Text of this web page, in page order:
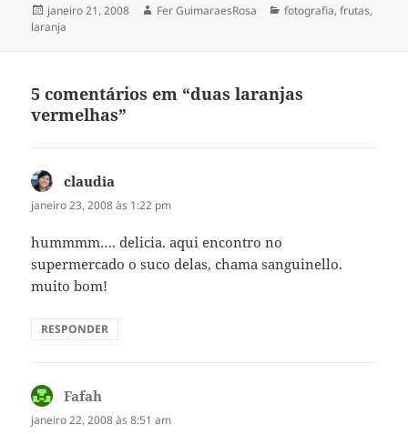
Publicado
em
janeiro 21, 2008 Autor
Fer GuimaraesRosa Categorias
fotografia,frutas,
laranja
5 comentários em “duas laranjas
vermelhas”
claudia
janeiro 23, 2008 às 1:22 pm
hummmm…. delicia. aqui encontro no
supermercado o suco delas, chama sanguinello.
muito bom!
RESPONDER
Fafah
janeiro 22, 2008 às 8:51 am